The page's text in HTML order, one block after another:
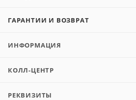
ГАРАНТИИ И ВОЗВРАТ
ИНФОРМАЦИЯ
КОЛЛ-ЦЕНТР
РЕКВИЗИТЫ